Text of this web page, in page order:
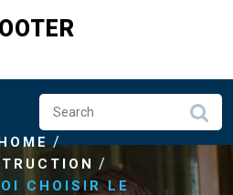
/
/
CHOISIR LE